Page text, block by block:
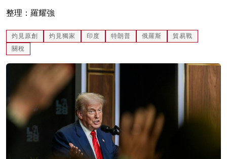
整理：羅耀強
灼見原創 灼見獨家 印度 特朗普 俄羅斯
貿易戰
關稅